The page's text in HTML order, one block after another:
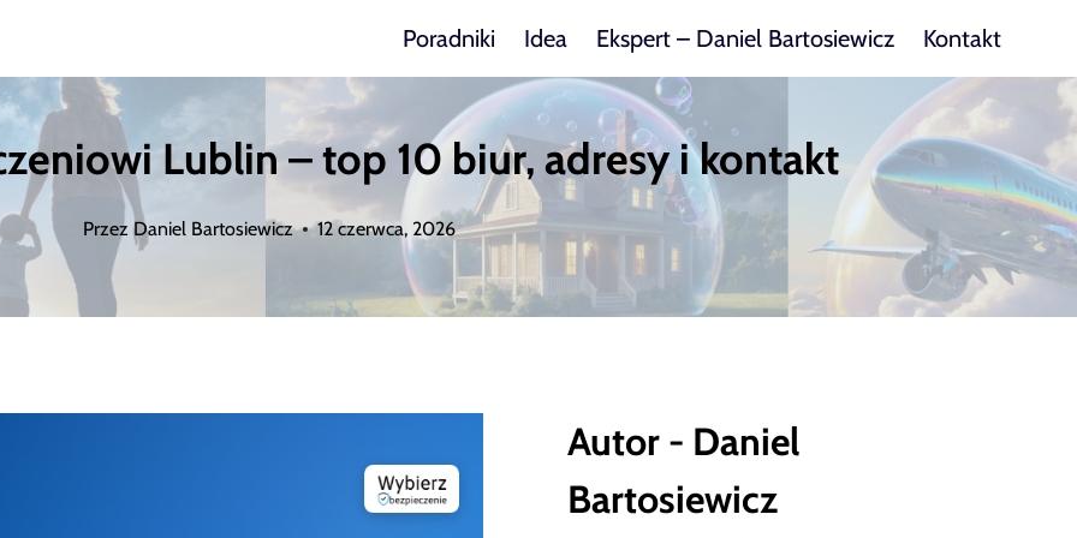
Poradniki Idea Ekspert – Daniel Bartosiewicz Kontakt
Lublin – top 10 biur, adresy i kontakt
Przez Daniel Bartosiewicz 12 czerwca, 2026
Autor - Daniel
Bartosiewicz